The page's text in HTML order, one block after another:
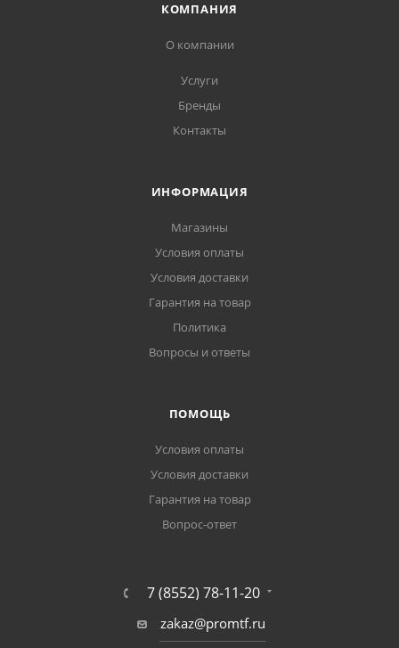
КОМПАНИЯ
О компании
Услуги
Бренды
Контакты
ИНФОРМАЦИЯ
Магазины
Условия оплаты
Условия доставки
Гарантия на товар
Политика
Вопросы и ответы
ПОМОЩЬ
Условия оплаты
Условия доставки
Гарантия на товар
Вопрос-ответ
7 (8552) 78-11-20
zakaz@promtf.ru